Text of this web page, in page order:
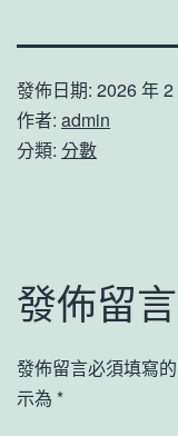
發佈日期: 2026 年 2
作者: admin
分類: 分數
發佈留言
發佈留言必須填寫
示為 *